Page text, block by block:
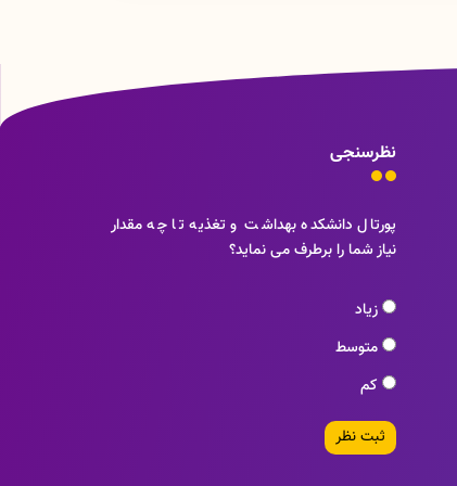
نظرسنجی
پورتال دانشکده بهداشت و تغذیه تا چه مقدار
نیاز شما را برطرف می نماید؟
زیاد
متوسط
کم
ثبت نظر